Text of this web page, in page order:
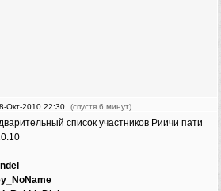
Окт-2010 22:30 (спустя 6 минут)
список участников Риичи пати